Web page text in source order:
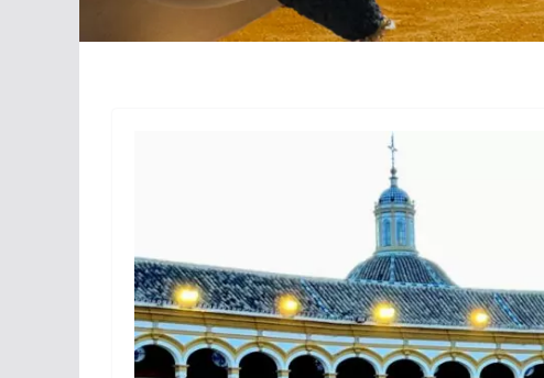
ACTUALITÉS TAURINES
Istres, l’ouverture
photos